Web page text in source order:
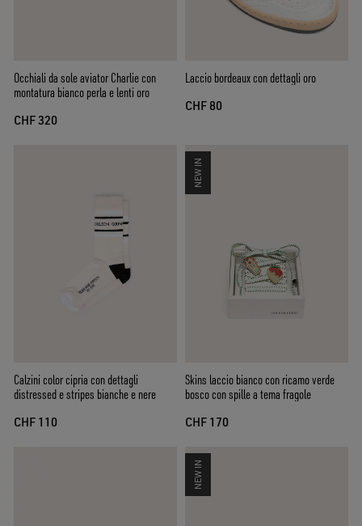
Occhiali da sole aviator Charlie con
montatura bianco perla e lenti oro
CHF 320
Laccio bordeaux con dettagli oro
CHF 80
Calzini color cipria con dettagli
distressed e stripes bianche e nere
CHF 110
NEW IN
Skins laccio bianco con ricamo verde
bosco con spille a tema fragole
CHF 170
NEW IN